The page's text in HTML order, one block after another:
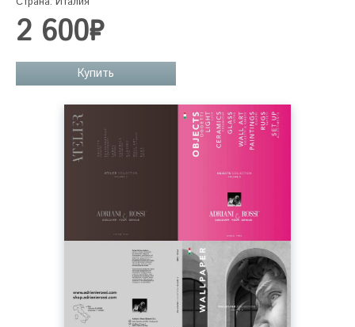
2 600₽
Купить